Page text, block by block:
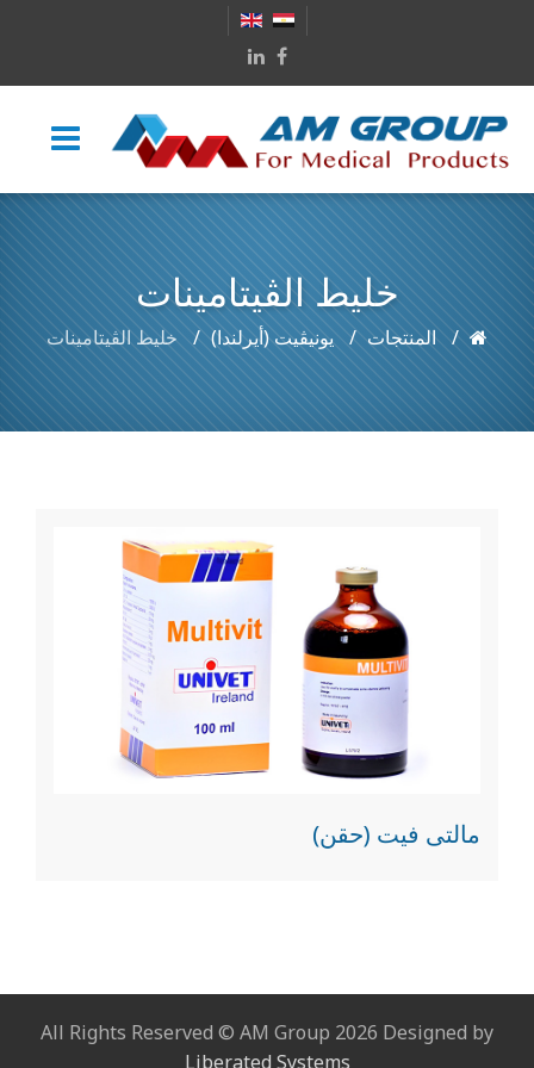
خليط الڤيتامينات
المنتجات يونيڤيت (أيرلندا) خليط الڤيتامينات
مالتى فيت (حقن)
All Rights Reserved © AM Group 2026 Designed by
Liberated Systems